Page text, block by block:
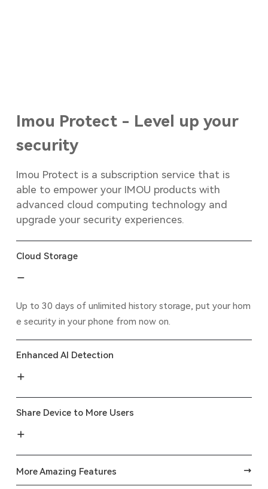
Imou Protect - Level up your
security
Imou Protect is a subscription service that is
able to empower your IMOU products with
advanced cloud computing technology and
upgrade your security experiences.
Cloud Storage
Up to 30 days of unlimited history storage, put your hom
e security in your phone from now on.
Enhanced AI Detection
Share Device to More Users
More Amazing Features